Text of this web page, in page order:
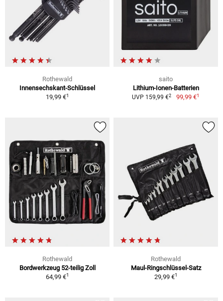
Rothewald
Innensechskant-Schlüssel
19,99 €1
saito
Lithium-Ionen-Batterien
UVP 159,99 €2 99,99 €1
Rothewald
Bordwerkzeug 52-teilig Zoll
64,99 €1
Rothewald
Maul-Ringschlüssel-Satz
29,99 €1